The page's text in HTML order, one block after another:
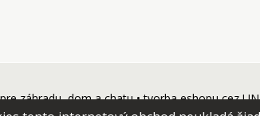
záhradu, dom a chatu •tvorba eshopu cez